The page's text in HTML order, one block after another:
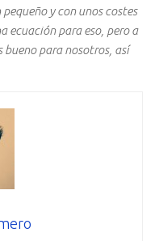
y con unos costes
ecuación para eso, pero a
bueno para nosotros, así